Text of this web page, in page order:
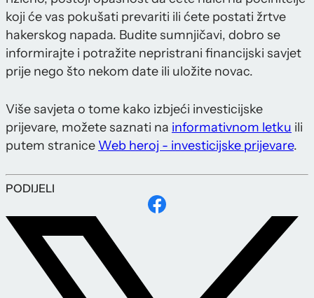
koji će vas pokušati prevariti ili ćete postati žrtve
hakerskog napada. Budite sumnjičavi, dobro se
informirajte i potražite nepristrani financijski savjet
prije nego što nekom date ili uložite novac.
Više savjeta o tome kako izbjeći investicijske
prijevare, možete saznati na informativnom letku ili
putem stranice Web heroj - investicijske prijevare.
PODIJELI